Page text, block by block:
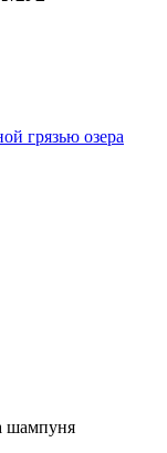
шампуня